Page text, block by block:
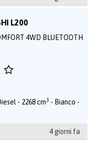
L200
4WD BLUETOOTH
- 2268 cm3 - Bianco -
4 giorni fa